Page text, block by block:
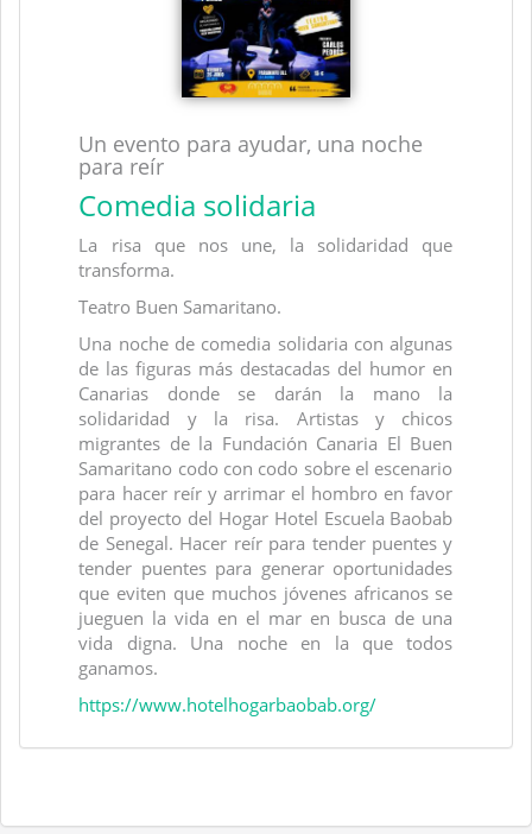
Un evento para ayudar, una noche
para reír
Comedia solidaria
La risa que nos une, la solidaridad que
transforma.
Teatro Buen Samaritano.
Una noche de comedia solidaria con algunas
de las figuras más destacadas del humor en
Canarias donde se darán la mano la
solidaridad y la risa. Artistas y chicos
migrantes de la Fundación Canaria El Buen
Samaritano codo con codo sobre el escenario
para hacer reír y arrimar el hombro en favor
del proyecto del Hogar Hotel Escuela Baobab
de Senegal. Hacer reír para tender puentes y
tender puentes para generar oportunidades
que eviten que muchos jóvenes africanos se
jueguen la vida en el mar en busca de una
vida digna. Una noche en la que todos
ganamos.
https://www.hotelhogarbaobab.org/